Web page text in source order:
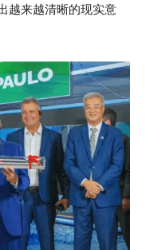
越来越清晰的现实意